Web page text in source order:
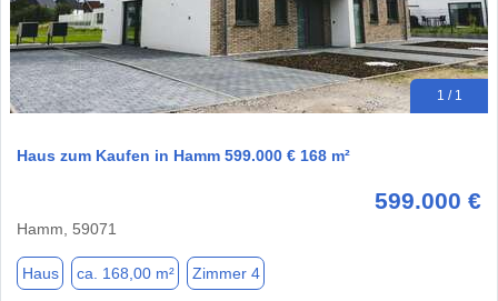
1 / 1
Haus zum Kaufen in Hamm 599.000 € 168 m²
599.000 €
Hamm, 59071
Haus ca. 168,00 m² Zimmer 4